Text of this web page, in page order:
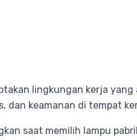
lingkungan kerja
dan keamanan di tempat
saat memilih lampu